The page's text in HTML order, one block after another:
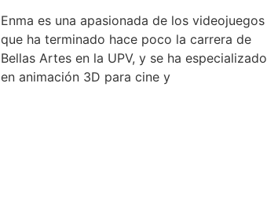
Enma es una apasionada de los videojuegos
que ha terminado hace poco la carrera de
Bellas Artes en la UPV, y se ha especializado
en animación 3D para cine y